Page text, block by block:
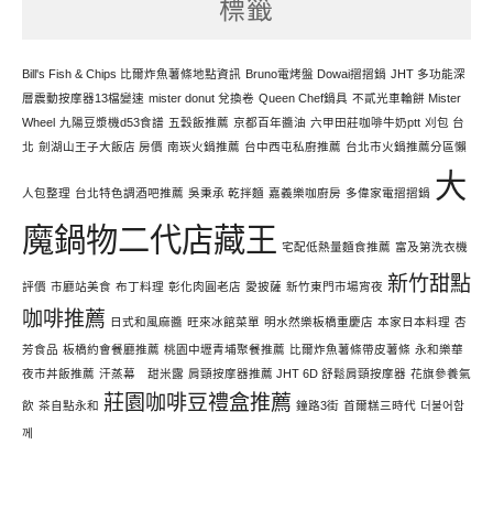
標籤
Bill's Fish & Chips 比爾炸魚薯條地點資訊 Bruno電烤盤 Dowai摺摺鍋 JHT 多功能深
層震動按摩器13檔變速 mister donut 兌換卷 Queen Chef鍋具 不貳光車輪餅 Mister
Wheel 九陽豆漿機d53食譜 五穀飯推薦 京都百年醬油 六甲田莊咖啡牛奶ptt 刈包 台
北 劍湖山王子大飯店 房價 南崁火鍋推薦 台中西屯私廚推薦 台北市火鍋推薦分區懶
人包整理 台北特色調酒吧推薦 吳秉承 乾拌麵 嘉義樂咖廚房 多偉家電摺摺鍋 大
魔鍋物二代店藏王 宅配低熱量麵食推薦 富及第洗衣機
評價 市廳站美食 布丁料理 彰化肉圓老店 愛披薩 新竹東門市場宵夜 新竹甜點
咖啡推薦 日式和風麻醬 旺來冰館菜單 明水然樂板橋重慶店 本家日本料理 杏
芳食品 板橋約會餐廳推薦 桃園中壢青埔聚餐推薦 比爾炸魚薯條帶皮薯條 永和樂華
夜市丼飯推薦 汗蒸幕 甜米露 肩頸按摩器推薦 JHT 6D 舒鬆肩頸按摩器 花旗參養氣
飲 茶自點永和 莊園咖啡豆禮盒推薦 鐘路3街 首爾糕三時代 더불어함
께